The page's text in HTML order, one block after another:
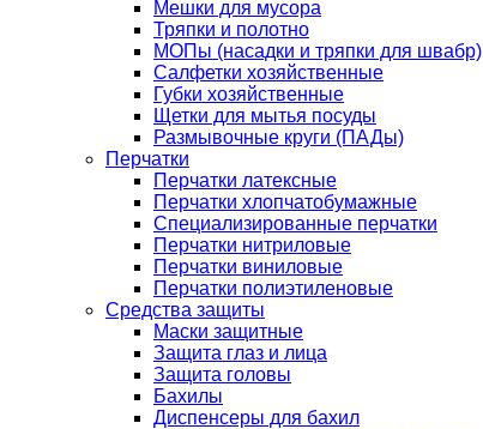
Мешки для мусора
Тряпки и полотно
МОПы (насадки и тряпки для швабр)
Салфетки хозяйственные
Губки хозяйственные
Щетки для мытья посуды
Размывочные круги (ПАДы)
Перчатки
Перчатки латексные
Перчатки хлопчатобумажные
Специализированные перчатки
Перчатки нитриловые
Перчатки виниловые
Перчатки полиэтиленовые
Средства защиты
Маски защитные
Защита глаз и лица
Защита головы
Бахилы
Диспенсеры для бахил